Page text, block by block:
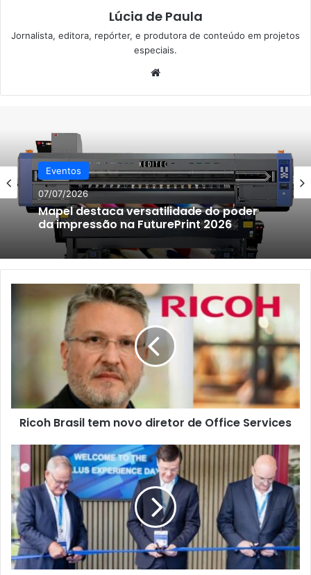
Lúcia de Paula
Jornalista, editora, repórter, e produtora de conteúdo em projetos
especiais.
Eventos
07/07/2026
Mapel destaca versatilidade do poder
da impressão na FuturePrint 2026
Brasil
Services
Ricoh Brasil tem novo diretor de Office Services
abre
portas
para
novas
instalações
da
indústria,
comemorando